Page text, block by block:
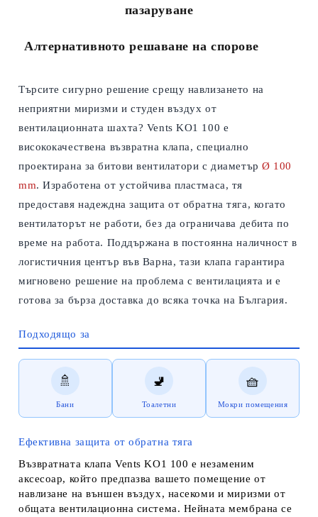
пазаруване
Алтернативното решаване на спорове
Търсите сигурно решение срещу навлизането на
неприятни миризми и студен въздух от
вентилационната шахта? Vents KO1 100 е
висококачествена възвратна клапа, специално
проектирана за битови вентилатори с диаметърØ 100
mm. Изработена от устойчива пластмаса, тя
предоставя надеждна защита от обратна тяга, когато
вентилаторът не работи, без да ограничава дебита по
време на работа. Поддържана в постоянна наличност в
логистичния център във Варна, тази клапа гарантира
мигновено решение на проблема с вентилацията и е
готова за бърза доставка до всяка точка на България.
Подходящо за
🚿
Бани
🚽
Тоалетни
🧺
Мокри помещения
Ефективна защита от обратна тяга
Възвратната клапаVents KO1 100 е незаменим
аксесоар, който предпазва вашето помещение от
навлизане на външен въздух, насекоми и миризми от
общата вентилационна система. Нейната мембрана се